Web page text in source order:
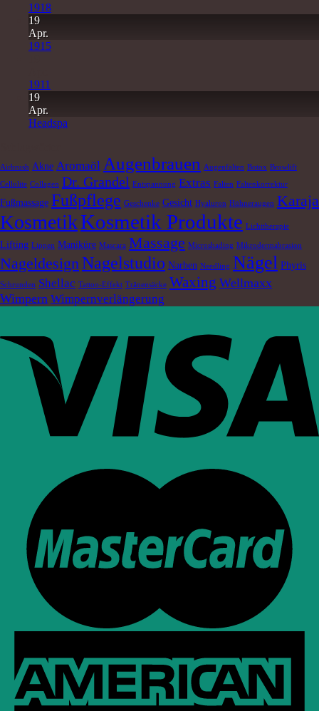
1918
19
Apr.
1915
1911
19
Apr.
Headspa
Airbrush Akne Aromaöl Augenbrauen Augenfalten Botox Browlift
Cellulite Collagen Dr. Grandel Entspannung Extras Falten Faltenkorrektur
Fußmassage Fußpflege Geschenke Gesicht Hyaluron Hühneraugen Karaja
KosmetikKosmetik Produkte Lichttherapie
Lifting Lippen Maniküre Mascara Massage Microshading Mikrodermabrasion
Nageldesign Nagelstudio Narben Needling Nägel Phyris
Schrunden Shellac Tattoo-Effekt Tränensäcke Waxing Wellmaxx
Wimpern Wimpernverlängerung